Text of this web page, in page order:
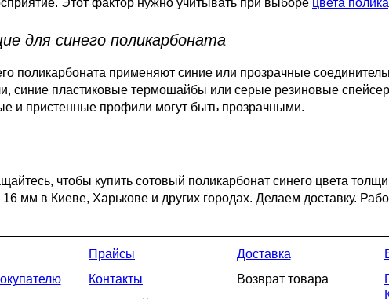
Этот фактор нужно учитывать при выборе цвета
для синего поликарбоната
поликарбоната применяют синие или прозрачные
синие пластиковые термошайбы или серые резиновые
и пристенные профили могут быть прозрачными.
чтобы купить сотовый поликарбонат синего цвета
мм в Киеве, Харькове и других городах. Делаем доставку.
Прайсы
Контакты
Доставка
Возврат товара